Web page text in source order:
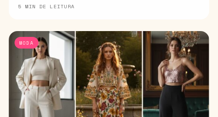
5 MIN DE LEITURA
MODA